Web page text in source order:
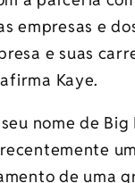
empresas e
e suas
Kaye.
nome de
de uma